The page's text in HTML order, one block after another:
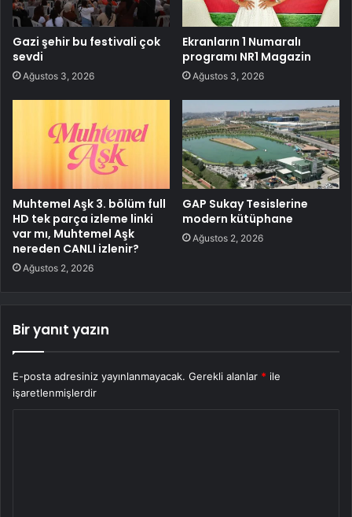
Gazi şehir bu festivali çok
sevdi
Ağustos 3, 2026
Ekranların 1 Numaralı
programı NR1 Magazin
Ağustos 3, 2026
Muhtemel Aşk 3. bölüm full
HD tek parça izleme linki
var mı, Muhtemel Aşk
nereden CANLI izlenir?
Ağustos 2, 2026
GAP Sukay Tesislerine
modern kütüphane
Ağustos 2, 2026
Bir yanıt yazın
E-posta adresiniz yayınlanmayacak. Gerekli alanlar * ile
işaretlenmişlerdir